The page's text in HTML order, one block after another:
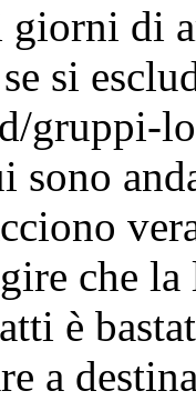
di
si
gruppi-
sono
che
è
a